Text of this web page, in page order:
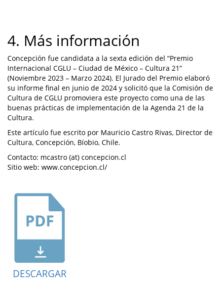
4. Más información
Concepción fue candidata a la sexta edición del “Premio
Internacional CGLU – Ciudad de México – Cultura 21”
(Noviembre 2023 – Marzo 2024). El Jurado del Premio elaboró
su informe final en junio de 2024 y solicitó que la Comisión de
Cultura de CGLU promoviera este proyecto como una de las
buenas prácticas de implementación de la Agenda 21 de la
Cultura.
Este artículo fue escrito por Mauricio Castro Rivas, Director de
Cultura, Concepción, Bíobio, Chile.
Contacto: mcastro (at) concepcion.cl
Sitio web: www.concepcion.cl/
DESCARGAR